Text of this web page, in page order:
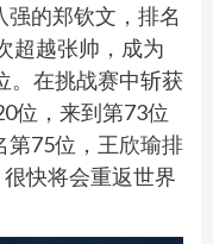
的郑钦文，排名
超越张帅，成为
。在挑战赛中斩获
位，来到第73位
第75位，王欣瑜排
快将会重返世界